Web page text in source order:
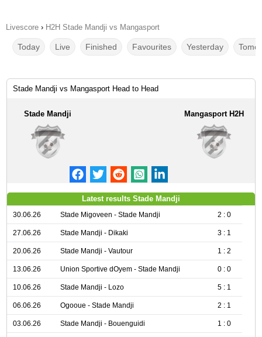
Livescore › H2H Stade Mandji vs Mangasport
Today Live Finished Favourites Yesterday
Stade Mandji vs Mangasport Head to Head
Stade Mandji Mangasport H2H
Latest results Stade Mandji
30.06.26 Stade Migoveen - Stade Mandji 2 : 0
27.06.26 Stade Mandji - Dikaki 3 : 1
20.06.26 Stade Mandji - Vautour 1 : 2
13.06.26 Union Sportive dOyem - Stade Mandji 0 : 0
10.06.26 Stade Mandji - Lozo 5 : 1
06.06.26 Ogooue - Stade Mandji 2 : 1
03.06.26 Stade Mandji - Bouenguidi 1 : 0